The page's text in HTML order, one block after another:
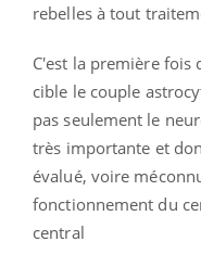
rebelles à tout
C'est la première fois
cible le couple
pas seulement le
très importante et
évalué, voire
fonctionnement du
central